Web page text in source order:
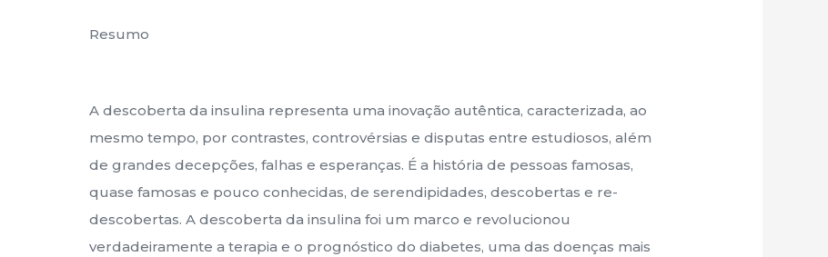
Resumo
A descoberta da insulina representa uma inovação autêntica, caracterizada, ao
mesmo tempo, por contrastes, controvérsias e disputas entre estudiosos, além
de grandes decepções, falhas e esperanças. É a história de pessoas famosas,
quase famosas e pouco conhecidas, de serendipidades, descobertas e re-
descobertas. A descoberta da insulina foi um marco e revolucionou
verdadeiramente a terapia e o prognóstico do diabetes, uma das doenças mais